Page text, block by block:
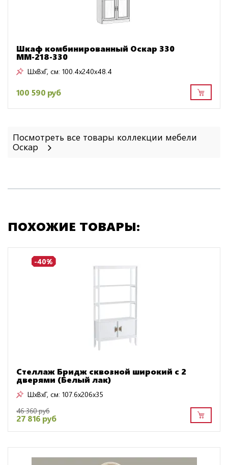
Шкаф комбинированный Оскар 330
ММ-218-330
ШxВxГ, см: 100.4x240x48.4
100 590 руб
Посмотреть все товары коллекции мебели
Оскар
ПОХОЖИЕ ТОВАРЫ:
-40%
Стеллаж Бридж сквозной широкий с 2
дверями (Белый лак)
ШxВxГ, см: 107.6x206x35
46 360 руб
27 816 руб